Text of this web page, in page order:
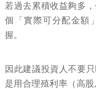
若過去累積收益夠多
個「實際可分配金額
握。
因此建議投資人不要
是用合理殖利率（高